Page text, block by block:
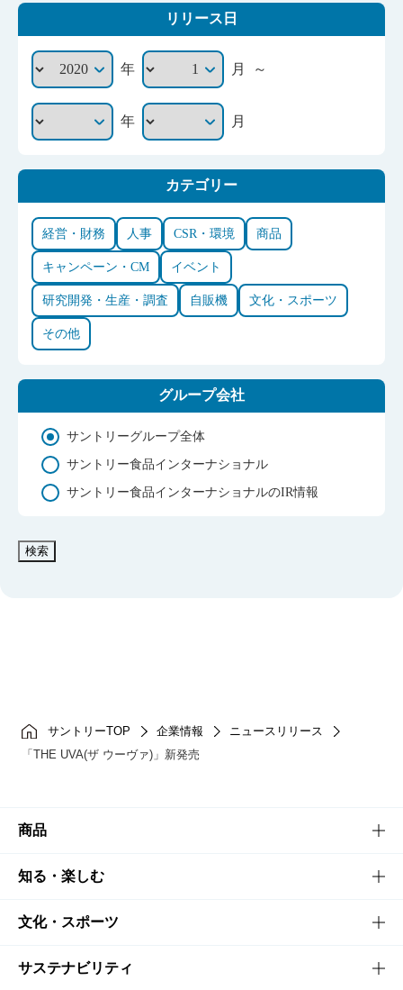
サントリーTOP 企業情報
ニュースリリース
「THE UVA(ザ ウーヴァ)」新発売
リリース日
年 月 ～
年 月
カテゴリー
経営・財務 人事 CSR・環境 商品
キャンペーン・CM イベント
研究開発・生産・調査 自販機 文化・スポーツ
その他
グループ会社
サントリーグループ全体
サントリー食品インターナショナル
サントリー食品インターナショナルのIR情報
検索
商品
商品TOP
商品一覧
商品発売情報
知る・楽しむ
知る・楽しむTOP
キャンペーン
文化・スポーツ
文化・スポーツTOP
サステナビリティ